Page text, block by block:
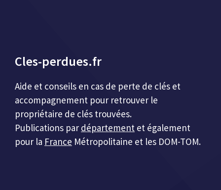
Cles-perdues.fr
Aide et conseils en cas de perte de clés et
accompagnement pour retrouver le
propriétaire de clés trouvées.
Publications par département et également
pour la France Métropolitaine et les DOM-TOM.